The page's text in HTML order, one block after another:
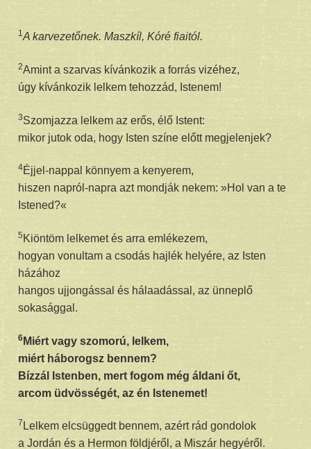
1A karvezetőnek. Maszkíl, Kóré fiaitól.
2Amint a szarvas kívánkozik a forrás vizéhez,
úgy kívánkozik lelkem tehozzád, Istenem!
3Szomjazza lelkem az erős, élő Istent:
mikor jutok oda, hogy Isten színe előtt megjelenjek?
4Éjjel-nappal könnyem a kenyerem,
hiszen napról-napra azt mondják nekem: »Hol van a te
Istened?«
5 Kiöntöm lelkemet és arra emlékezem,
hogyan vonultam a csodás hajlék helyére, az Isten
házához
hangos ujjongással és hálaadással, az ünneplő
sokasággal.
6 Miért vagy szomorú, lelkem,
miért háborogsz bennem?
Bízzál Istenben, mert fogom még áldani őt,
arcom üdvösségét, az én Istenemet!
7 Lelkem elcsüggedt bennem, azért rád gondolok
a Jordán és a Hermon földjéről, a Miszár hegyéről.